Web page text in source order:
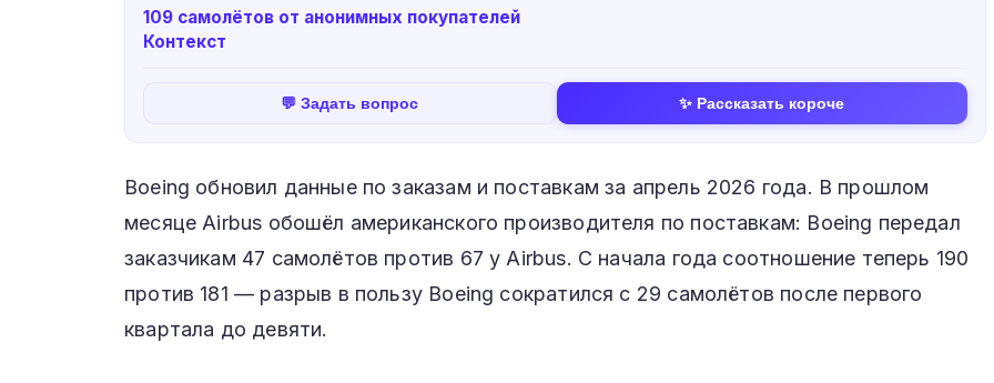
109 самолётов от анонимных покупателей
Контекст
💬 Задать вопрос ✨ Рассказать короче
Boeing обновил данные по заказам и поставкам за апрель 2026 года. В прошлом
месяце Airbus обошёл американского производителя по поставкам: Boeing передал
заказчикам 47 самолётов против 67 у Airbus. С начала года соотношение теперь 190
против 181 — разрыв в пользу Boeing сократился с 29 самолётов после первого
квартала до девяти.